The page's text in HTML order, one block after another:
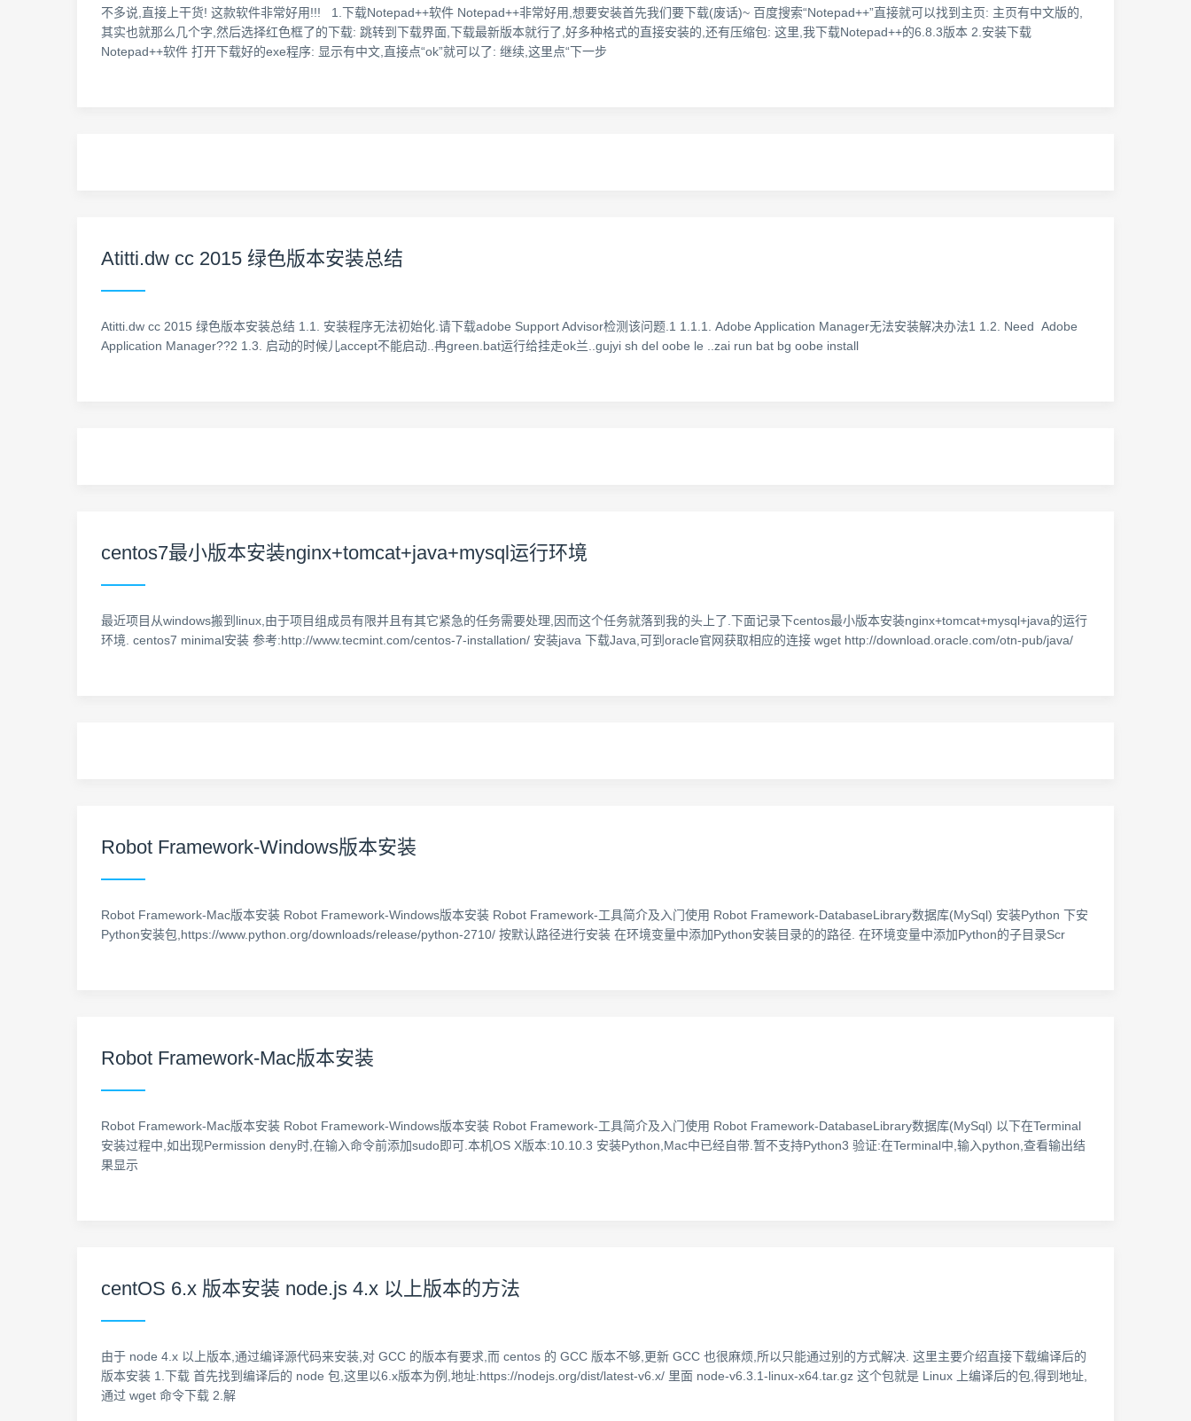
不多说,直接上干货! 这款软件非常好用!!! 1.下载Notepad++软件 Notepad++非常好用,想要安装首先我们要下载(废话)~ 百度搜索“Notepad++”直接就可以找到主页: 主页有中文版的,
其实也就那么几个字,然后选择红色框了的下载: 跳转到下载界面,下载最新版本就行了,好多种格式的直接安装的,还有压缩包: 这里,我下载Notepad++的6.8.3版本 2.安装下载
Notepad++软件 打开下载好的exe程序: 显示有中文,直接点“ok”就可以了: 继续,这里点“下一步
Atitti.dw cc 2015 绿色版本安装总结
Atitti.dw cc 2015 绿色版本安装总结 1.1. 安装程序无法初始化.请下载adobe Support Advisor检测该问题.1 1.1.1. Adobe Application Manager无法安装解决办法1 1.2. Need Adobe
Application Manager??2 1.3. 启动的时候儿accept不能启动..冉green.bat运行给挂走ok兰..gujyi sh del oobe le ..zai run bat bg oobe install
centos7最小版本安装nginx+tomcat+java+mysql运行环境
最近项目从windows搬到linux,由于项目组成员有限并且有其它紧急的任务需要处理,因而这个任务就落到我的头上了.下面记录下centos最小版本安装nginx+tomcat+mysql+java的运行
环境. centos7 minimal安装 参考:http://www.tecmint.com/centos-7-installation/ 安装java 下载Java,可到oracle官网获取相应的连接 wget http://download.oracle.com/otn-pub/java/
Robot Framework-Windows版本安装
Robot Framework-Mac版本安装 Robot Framework-Windows版本安装 Robot Framework-工具简介及入门使用 Robot Framework-DatabaseLibrary数据库(MySql) 安装Python 下安
Python安装包,https://www.python.org/downloads/release/python-2710/ 按默认路径进行安装 在环境变量中添加Python安装目录的的路径. 在环境变量中添加Python的子目录Scr
Robot Framework-Mac版本安装
Robot Framework-Mac版本安装 Robot Framework-Windows版本安装 Robot Framework-工具简介及入门使用 Robot Framework-DatabaseLibrary数据库(MySql) 以下在Terminal
安装过程中,如出现Permission deny时,在输入命令前添加sudo即可.本机OS X版本:10.10.3 安装Python,Mac中已经自带.暂不支持Python3 验证:在Terminal中,输入python,查看输出结
果显示
centOS 6.x 版本安装 node.js 4.x 以上版本的方法
由于 node 4.x 以上版本,通过编译源代码来安装,对 GCC 的版本有要求,而 centos 的 GCC 版本不够,更新 GCC 也很麻烦,所以只能通过别的方式解决. 这里主要介绍直接下载编译后的
版本安装 1.下载 首先找到编译后的 node 包,这里以6.x版本为例,地址:https://nodejs.org/dist/latest-v6.x/ 里面 node-v6.3.1-linux-x64.tar.gz 这个包就是 Linux 上编译后的包,得到地址,
通过 wget 命令下载 2.解